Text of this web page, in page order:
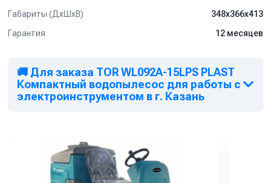
Габариты (ДхШхВ)
348х366х413
Гарантия
12 месяцев
🚚 Для заказа TOR WL092A-15LPS PLAST
Компактный водопылесос для работы с
электроинструментом в г. Казань